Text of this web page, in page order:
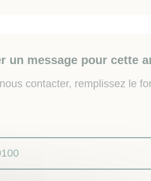
un message pour cette
contacter, remplissez le